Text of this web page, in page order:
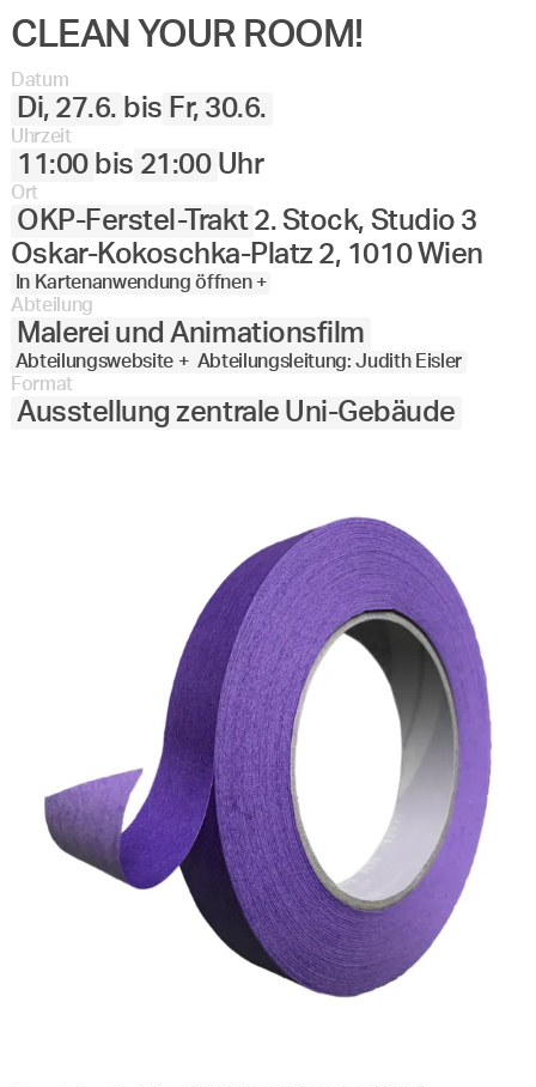
27. 28. 29. 30.Juni
Angewandte
CLEAN YOUR ROOM!
Datum
Di, 27.6. bis Fr, 30.6.
Uhrzeit
11:00 bis 21:00 Uhr
Ort
OKP-Ferstel-Trakt 2. Stock, Studio 3
Oskar-Kokoschka-Platz 2, 1010 Wien
In Kartenanwendung öffnen +
Abteilung
Malerei und Animationsfilm
Abteilungswebsite + Abteilungsleitung: Judith Eisler
Format
Ausstellung zentrale Uni-Gebäude